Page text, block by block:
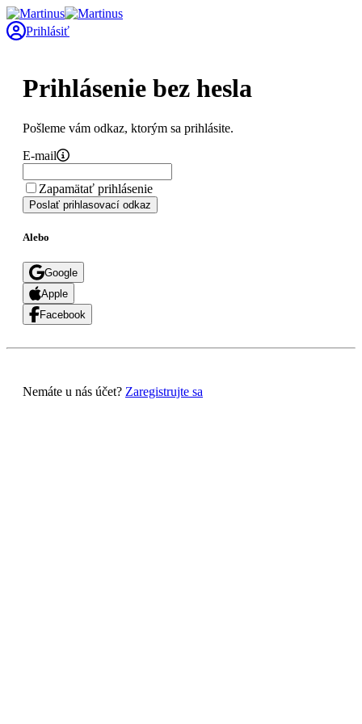
Prihlásiť
Prihlásenie bez hesla
Pošleme vám odkaz, ktorým sa prihlásite.
E-mail
Zapamätať prihlásenie
Poslať prihlasovací odkaz
Alebo
Google
Apple
Facebook
Nemáte u nás účet? Zaregistrujte sa